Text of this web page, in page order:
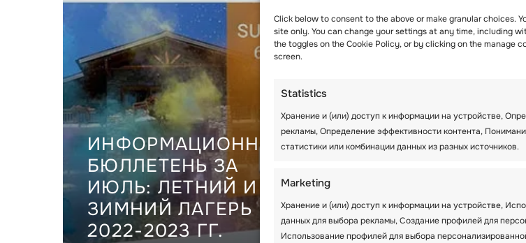
Click below to consent to the above or make granular choices.
site only. You can change your settings at any time, including
the toggles on the Cookie Policy, or by clicking on the manage
screen.
Statistics
Хранение и (или) доступ к информации на устройстве,
рекламы, Определение эффективности контента,
статистики или комбинации данных из разных источников.
Marketing
Хранение и (или) доступ к информации на устройстве,
данных для выбора рекламы, Создание профилей для
Использование профилей для выбора
ИНФОРМАЦИОННЫЙ
БЮЛЛЕТЕНЬ ЗА
ИЮЛЬ: ЛЕТНИЙ И
ЗИМНИЙ ЛАГЕРЬ
2022-2023 ГГ.
БЮЛЛЕТЕНЬ
ИЮНЯ: ПЕРВАЯ
УСПЕХОМ! ЧТО
ДАЛЬШЕ?